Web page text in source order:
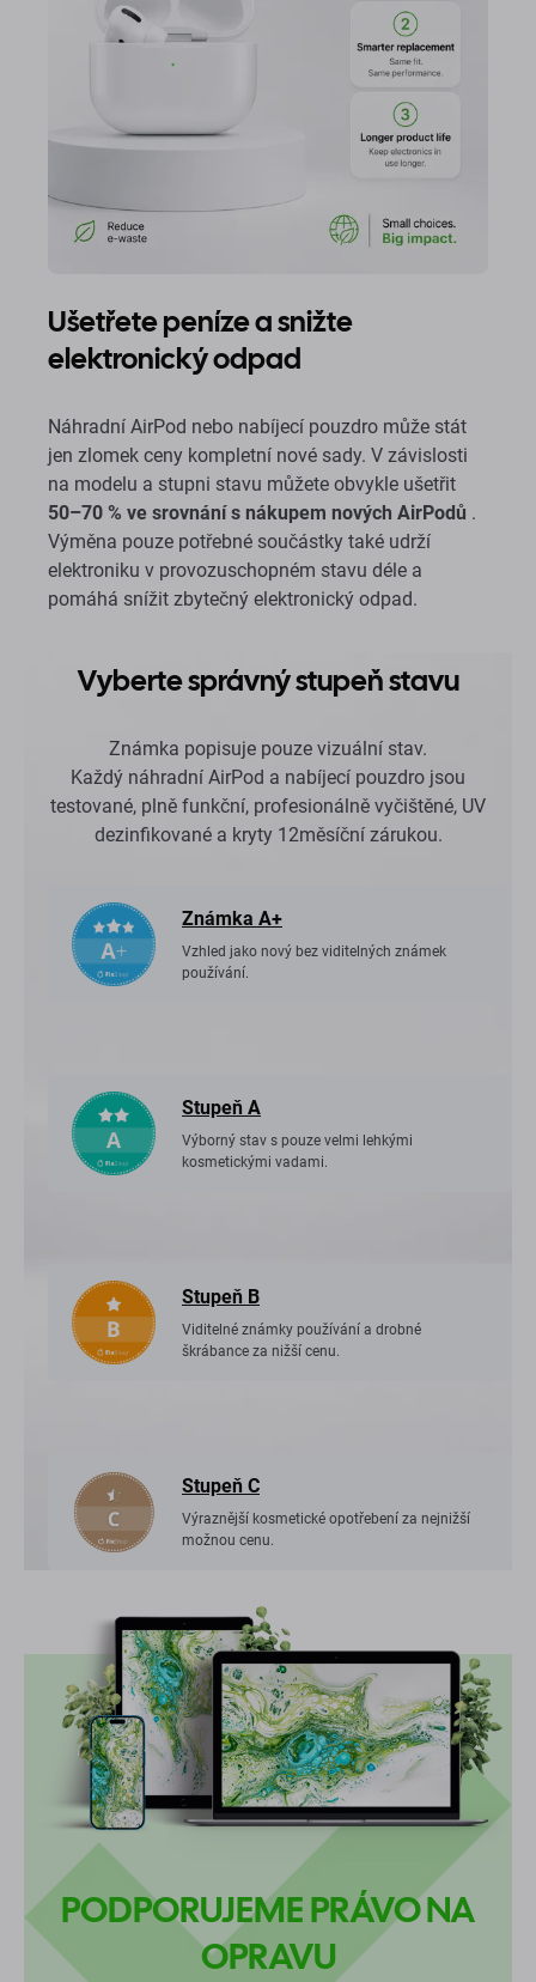
Ušetřete peníze a snižte
elektronický odpad
Náhradní AirPod nebo nabíjecí pouzdro může stát
jen zlomek ceny kompletní nové sady. V závislosti
na modelu a stupni stavu můžete obvykle ušetřit
50–70 % ve srovnání s nákupem nových AirPodů .
Výměna pouze potřebné součástky také udrží
elektroniku v provozuschopném stavu déle a
pomáhá snížit zbytečný elektronický odpad.
Vyberte správný stupeň stavu
Známka popisuje pouze vizuální stav.
Každý náhradní AirPod a nabíjecí pouzdro jsou
testované, plně funkční, profesionálně vyčištěné, UV
dezinfikované a kryty 12měsíční zárukou.
Známka A+
Vzhled jako nový bez viditelných známek
používání.
Stupeň A
Výborný stav s pouze velmi lehkými
kosmetickými vadami.
Stupeň B
Viditelné známky používání a drobné
škrábance za nižší cenu.
Stupeň C
Výraznější kosmetické opotřebení za nejnižší
možnou cenu.
PODPORUJEME PRÁVO NA
OPRAVU